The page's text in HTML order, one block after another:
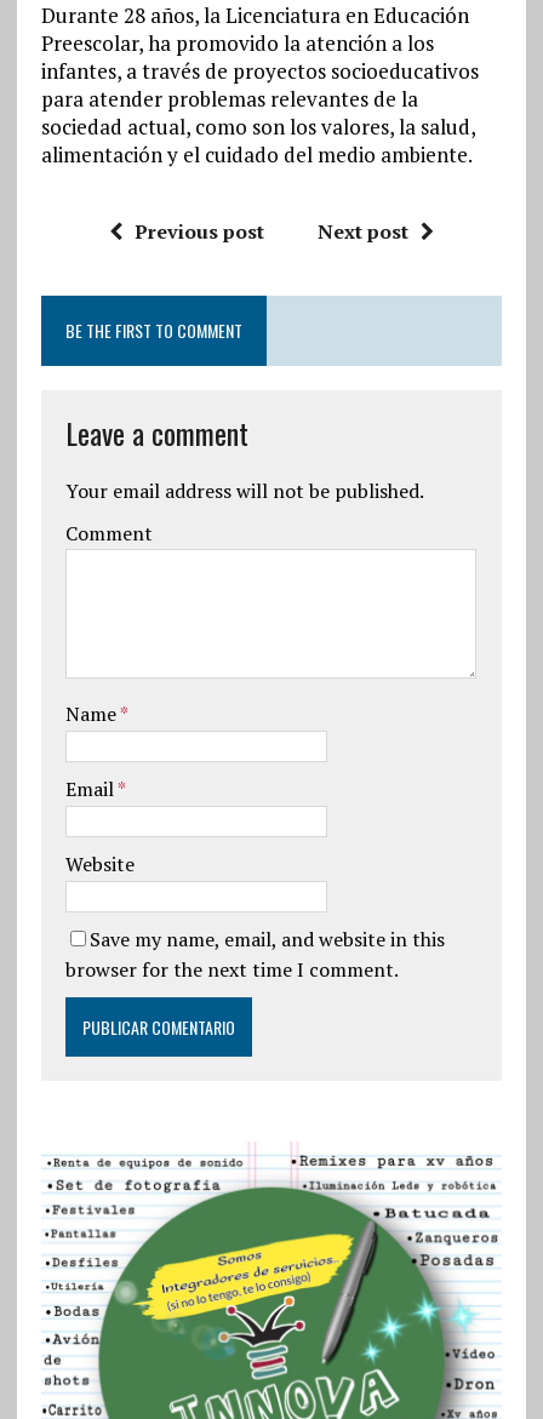
Durante 28 años, la Licenciatura en Educación
Preescolar, ha promovido la atención a los
infantes, a través de proyectos socioeducativos
para atender problemas relevantes de la
sociedad actual, como son los valores, la salud,
alimentación y el cuidado del medio ambiente.
Previous post Next post
BE THE FIRST TO COMMENT
Leave a comment
Your email address will not be published.
Comment
Name*
Email*
Website
Save my name, email, and website in this
browser for the next time I comment.